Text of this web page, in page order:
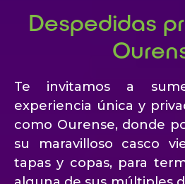
Despedidas
Te invitamos a
experiencia única y
como Ourense, donde
su maravilloso casco
tapas y copas, para